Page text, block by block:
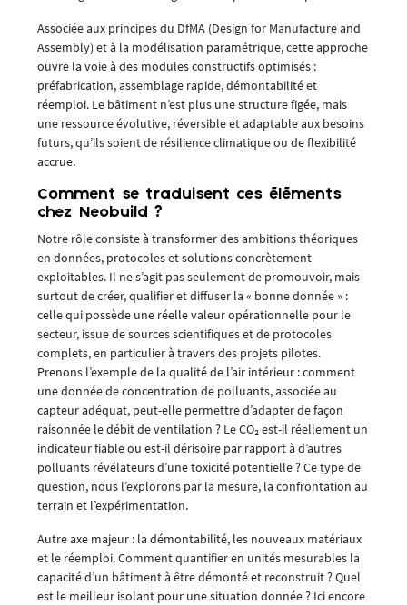
Associée aux principes du DfMA (Design for Manufacture and
Assembly) et à la modélisation paramétrique, cette approche
ouvre la voie à des modules constructifs optimisés :
préfabrication, assemblage rapide, démontabilité et
réemploi. Le bâtiment n’est plus une structure figée, mais
une ressource évolutive, réversible et adaptable aux besoins
futurs, qu’ils soient de résilience climatique ou de flexibilité
accrue.
Comment se traduisent ces éléments
chez Neobuild ?
Notre rôle consiste à transformer des ambitions théoriques
en données, protocoles et solutions concrètement
exploitables. Il ne s’agit pas seulement de promouvoir, mais
surtout de créer, qualifier et diffuser la « bonne donnée » :
celle qui possède une réelle valeur opérationnelle pour le
secteur, issue de sources scientifiques et de protocoles
complets, en particulier à travers des projets pilotes.
Prenons l’exemple de la qualité de l’air intérieur : comment
une donnée de concentration de polluants, associée au
capteur adéquat, peut-elle permettre d’adapter de façon
raisonnée le débit de ventilation ? Le CO₂ est-il réellement un
indicateur fiable ou est-il dérisoire par rapport à d’autres
polluants révélateurs d’une toxicité potentielle ? Ce type de
question, nous l’explorons par la mesure, la confrontation au
terrain et l’expérimentation.
Autre axe majeur : la démontabilité, les nouveaux matériaux
et le réemploi. Comment quantifier en unités mesurables la
capacité d’un bâtiment à être démonté et reconstruit ? Quel
est le meilleur isolant pour une situation donnée ? Ici encore